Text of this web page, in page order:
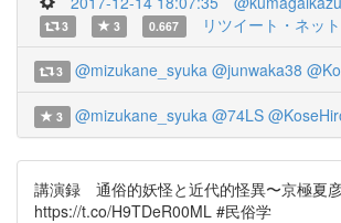
3 3 0.667 リツイート・ネッ
3 @mizukane_syuka @junwaka38
3 @mizukane_syuka @74LS
講演録 通俗的妖怪と近代的怪異〜京極夏
https://t.co/H9TDeR00ML #民俗学